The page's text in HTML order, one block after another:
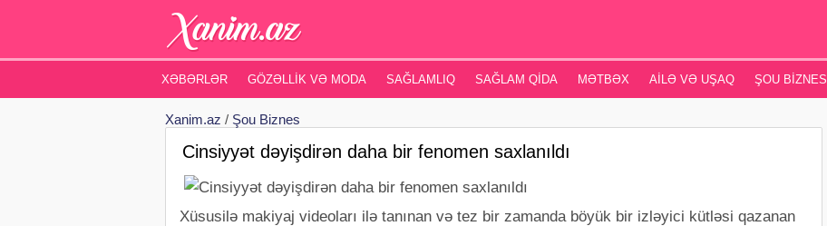
XƏBƏRLƏR GÖZƏLLIK VƏ MODA SAĞLAMLIQ SAĞLAM QIDA MƏTBƏX AILƏ VƏ UŞAQ ŞOU BIZNES
Xanim.az / Şou Biznes
Cinsiyyət dəyişdirən daha bir fenomen saxlanıldı
Xüsusilə makiyaj videoları ilə tanınan və tez bir zamanda böyük bir izləyici kütləsi qazanan